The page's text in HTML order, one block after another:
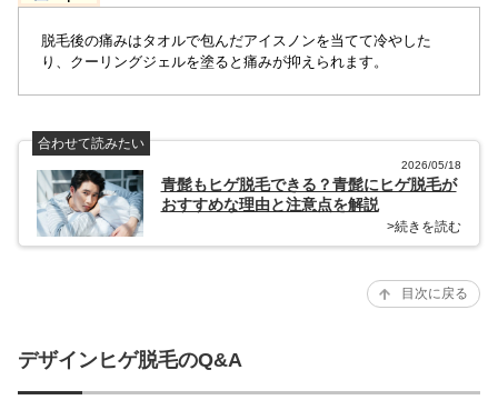
脱毛後の痛みはタオルで包んだアイスノンを当てて冷やした
り、クーリングジェルを塗ると痛みが抑えられます。
合わせて読みたい
2026/05/18
青髭もヒゲ脱毛できる？青髭にヒゲ脱毛が
おすすめな理由と注意点を解説
>続きを読む
目次に戻る
デザインヒゲ脱毛のQ&A